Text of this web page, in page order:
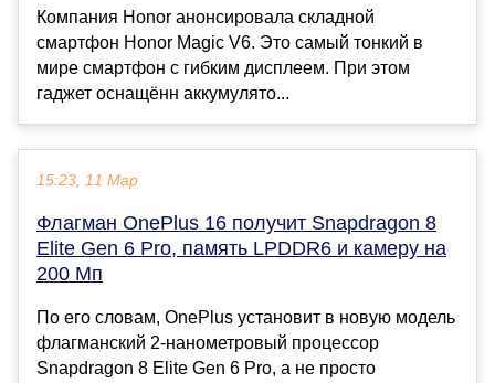
Компания Honor анонсировала складной
смартфон Honor Magic V6. Это самый тонкий в
мире смартфон с гибким дисплеем. При этом
гаджет оснащённ аккумулято...
15:23, 11 Мар
Флагман OnePlus 16 получит Snapdragon 8
Elite Gen 6 Pro, память LPDDR6 и камеру на
200 Мп
По его словам, OnePlus установит в новую модель
флагманский 2-нанометровый процессор
Snapdragon 8 Elite Gen 6 Pro, а не просто